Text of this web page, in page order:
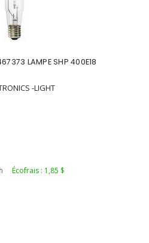
LAMPE SHP 400E18
-LIGHT
Écofrais : 1,85 $